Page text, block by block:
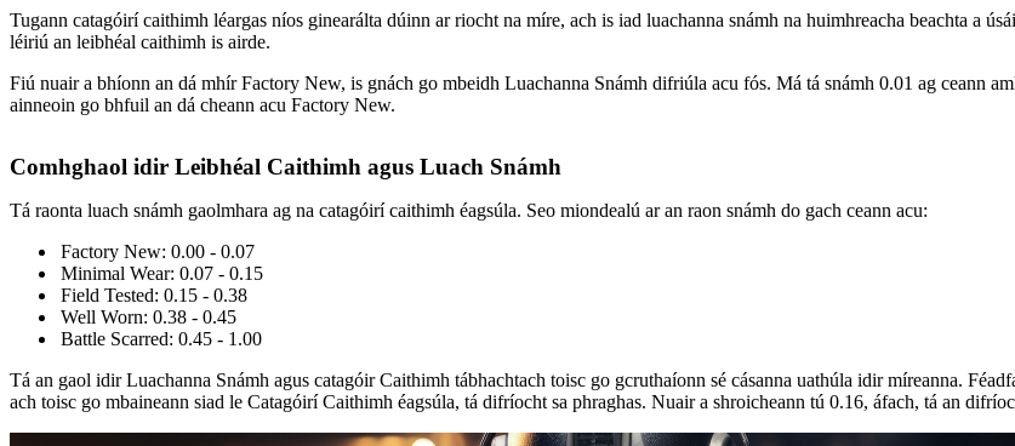
Tugann catagóirí caithimh léargas níos ginearálta dúinn ar riocht na míre, ach is iad luachanna snámh na huimhreacha beachta a
léiriú an leibhéal caithimh is airde.
Fiú nuair a bhíonn an dá mhír Factory New, is gnách go mbeidh Luachanna Snámh difriúla acu fós. Má tá snámh 0.01 ag ceann
ainneoin go bhfuil an dá cheann acu Factory New.
Comhghaol idir Leibhéal Caithimh agus Luach Snámh
Tá raonta luach snámh gaolmhara ag na catagóirí caithimh éagsúla. Seo miondealú ar an raon snámh do gach ceann acu:
Factory New: 0.00 - 0.07
Minimal Wear: 0.07 - 0.15
Field Tested: 0.15 - 0.38
Well Worn: 0.38 - 0.45
Battle Scarred: 0.45 - 1.00
Tá an gaol idir Luachanna Snámh agus catagóir Caithimh tábhachtach toisc go gcruthaíonn sé cásanna uathúla idir míreanna.
ach toisc go mbaineann siad le Catagóirí Caithimh éagsúla, tá difríocht sa phraghas. Nuair a shroicheann tú 0.16, áfach, tá an